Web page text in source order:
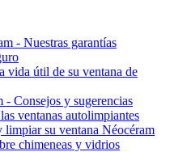
- Nuestras garantías
vida útil de su ventana de
Consejos y sugerencias
ventanas autolimpiantes
limpiar su ventana Néocéram
chimeneas y vidrios